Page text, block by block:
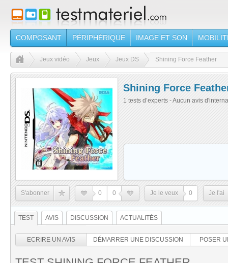
COMPOSANT PÉRIPHÉRIQUE IMAGE ET SON
Jeux vidéo Jeux Jeux DS Shining Force Feather
Shining Force
1 tests d’experts - Aucun avis
S'abonner 0 0 Je le veux 0 Je l'ai
TEST AVIS DISCUSSION ACTUALITÉS
ECRIRE UN AVIS DÉMARRER UNE DISCUSSION POSER